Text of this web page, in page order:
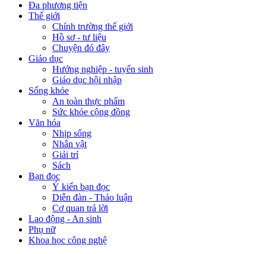
Đa phương tiện
Thế giới
Chính trường thế giới
Hồ sơ - tư liệu
Chuyện đó đây
Giáo dục
Hướng nghiệp - tuyển sinh
Giáo dục hội nhập
Sống khỏe
An toàn thực phẩm
Sức khỏe cộng đồng
Văn hóa
Nhịp sống
Nhân vật
Giải trí
Sách
Bạn đọc
Ý kiến bạn đọc
Diễn đàn - Thảo luận
Cơ quan trả lời
Lao động - An sinh
Phụ nữ
Khoa học công nghệ